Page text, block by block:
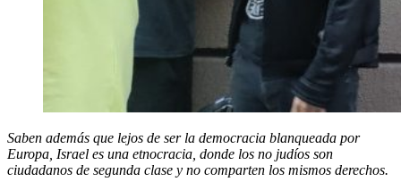
Saben además que lejos de ser la democracia blanqueada por
Europa, Israel es una etnocracia, donde los no judíos son
ciudadanos de segunda clase y no comparten los mismos derechos.